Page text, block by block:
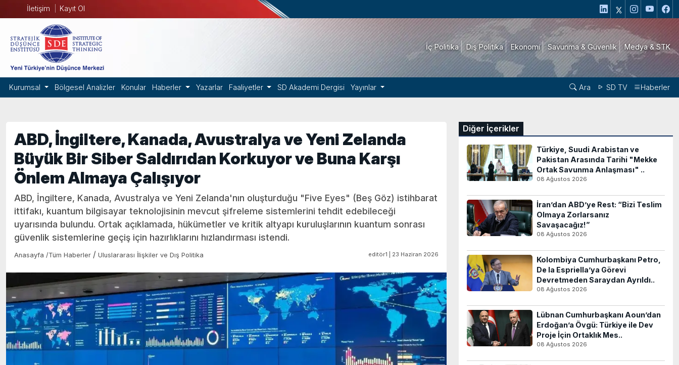
İletişim Kayıt Ol
İç Politika Dış Politika Ekonomi Savunma & Güvenlik Medya & STK
Kurumsal Bölgesel Analizler Konular Haberler Yazarlar Faaliyetler SD Akademi Dergisi Yayınlar Ara SD TV Haberler
ABD, İngiltere, Kanada, Avustralya ve Yeni Zelanda
Büyük Bir Siber Saldırıdan Korkuyor ve Buna Karşı
Önlem Almaya Çalışıyor
ABD, İngiltere, Kanada, Avustralya ve Yeni Zelanda'nın oluşturduğu "Five Eyes" (Beş Göz) istihbarat
ittifakı, kuantum bilgisayar teknolojisinin mevcut şifreleme sistemlerini tehdit edebileceği
uyarısında bulundu. Ortak açıklamada, hükümetler ve kritik altyapı kuruluşlarının kuantum sonrası
güvenlik sistemlerine geçiş için hazırlıklarını hızlandırması istendi.
Anasayfa /Tüm Haberler / Uluslararası İlişkiler ve Dış Politika editör1 | 23 Haziran 2026
Diğer İçerikler
Türkiye, Suudi Arabistan ve
Pakistan Arasında Tarihi "Mekke
Ortak Savunma Anlaşması" ..
08 Ağustos 2026
İran’dan ABD’ye Rest: “Bizi Teslim
Olmaya Zorlarsanız
Savaşacağız!”
08 Ağustos 2026
Kolombiya Cumhurbaşkanı Petro,
De la Espriella’ya Görevi
Devretmeden Saraydan Ayrıldı..
08 Ağustos 2026
Lübnan Cumhurbaşkanı Aoun’dan
Erdoğan’a Övgü: Türkiye ile Dev
Proje İçin Ortaklık Mes..
08 Ağustos 2026